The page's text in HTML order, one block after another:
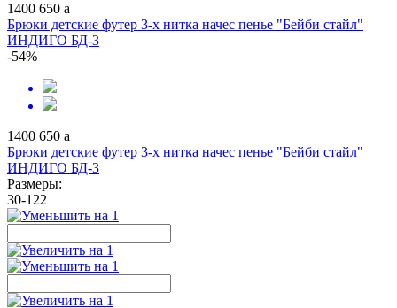
1400 650 a
Брюки детские футер 3-х нитка начес пенье "Бейби стайл"
ИНДИГО БД-3
-54%
1400 650 a
Брюки детские футер 3-х нитка начес пенье "Бейби стайл"
ИНДИГО БД-3
Размеры:
30-122